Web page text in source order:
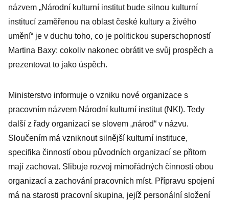
názvem „Národní kulturní institut bude silnou kulturní
institucí zaměřenou na oblast české kultury a živého
umění“ je v duchu toho, co je politickou superschopností
Martina Baxy: cokoliv nakonec obrátit ve svůj prospěch a
prezentovat to jako úspěch.
Ministerstvo informuje o vzniku nové organizace s
pracovním názvem Národní kulturní institut (NKI). Tedy
další z řady organizací se slovem „národ“ v názvu.
Sloučením má vzniknout silnější kulturní instituce,
specifika činností obou původních organizací se přitom
mají zachovat. Slibuje rozvoj mimořádných činností obou
organizací a zachování pracovních míst. Přípravu spojení
má na starosti pracovní skupina, jejíž personální složení